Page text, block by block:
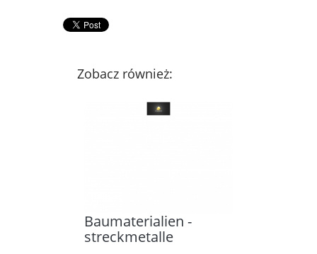
Zobacz również:
Baumaterialien -
streckmetalle